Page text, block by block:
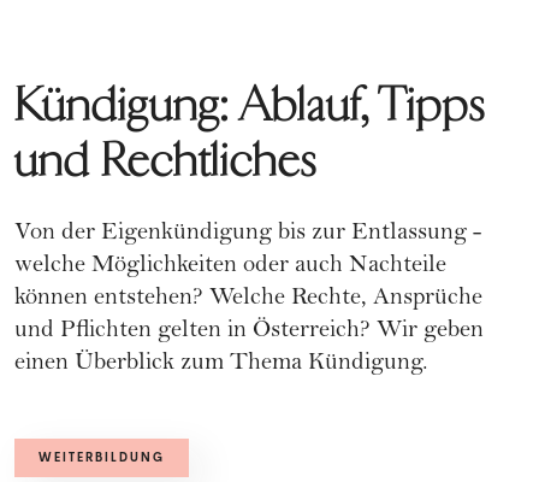
Kündigung: Ablauf, Tipps
und Rechtliches
Von der Eigenkündigung bis zur Entlassung -
welche Möglichkeiten oder auch Nachteile
können entstehen? Welche Rechte, Ansprüche
und Pflichten gelten in Österreich? Wir geben
einen Überblick zum Thema Kündigung.
WEITERBILDUNG